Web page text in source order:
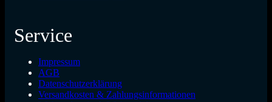
Service
Impressum
AGB
Datenschutzerklärung
Versandkosten & Zahlungsinformationen